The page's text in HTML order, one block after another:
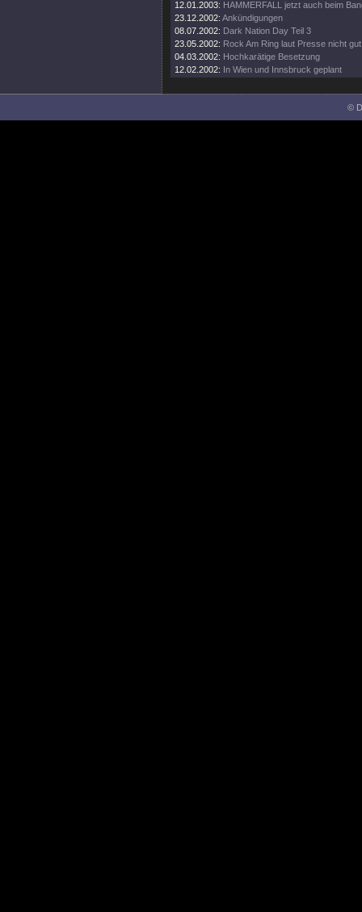
12.01.2003: HAMMERFALL jetzt auch beim
23.12.2002: Ankündigungen
08.07.2002: Dark Nation Day Teil 3
23.05.2002: Rock Am Ring laut Presse nicht
04.03.2002: Hochkarätige Besetzung
12.02.2002: In Wien und Innsbruck geplant
©